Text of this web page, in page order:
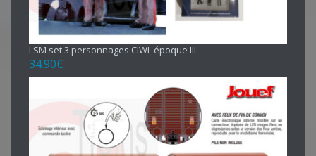
LSM set 3 personnages CIWL époque III
34.90€